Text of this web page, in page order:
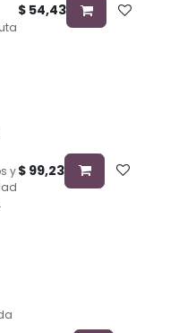
$ 54,43
y$ 99,23